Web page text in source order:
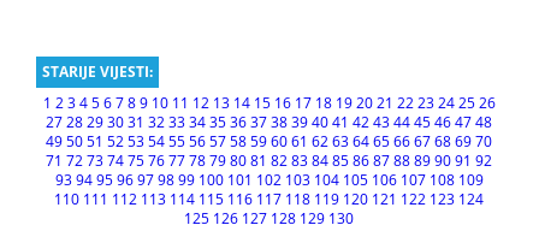
STARIJE VIJESTI:
1 23456789 10 11 12 13 14 15 16 17 18 192021 2223242526
27 28 29 30 31 32 33 34 35 36 37 38 39 40 41 42 43 44 45 46 47 48
49 50 51 52 53 54 55 56 57 58 59 60 61 62 63 64 65 66 67 68 69 70
71 72 73 74 75 76 77 78 79 80 81 82 83 84 85 86 87 88 89 90 91 92
93949596979899 100 101 102 103 104 105 106 107 108 109
110 111 112 113 114 115 116 117 118 119 120 121 122 123 124
125 126 127 128 129 130